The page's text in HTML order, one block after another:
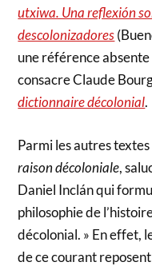
utxiwa. Una reflexión
descolonizadores
une référence
consacre Claude
dictionnaire décolonial.
Parmi les autres
raison décoloniale,
Daniel Inclán qui
philosophie de
décolonial. » En effet,
de ce courant